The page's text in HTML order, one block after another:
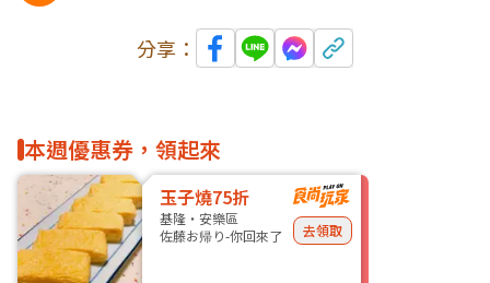
分享：
本週優惠券，領起來
玉子燒75折
基隆・安樂區
佐藤お帰り-你回來了
去領取